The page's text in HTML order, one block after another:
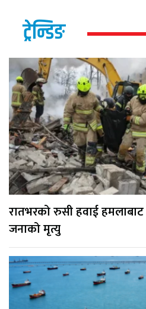
ट्रेन्डिङ
रातभरको रुसी हवाई हमलाबाट
जनाको मृत्यु